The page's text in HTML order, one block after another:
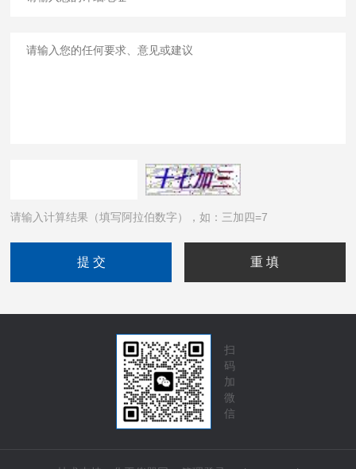
请输入计算结果（填写阿拉伯数字），如：三加四=7
扫
码
加
微
信